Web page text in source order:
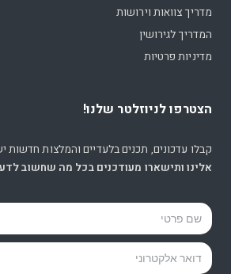
מדריך צוואות וירושות
המדריך לגירושין
מדיניות פרטיות
הצטרפו לניוזלטר שלנו!
קבלו עדכונים, תכנים בלעדיים והמלצות חדשות
אלינו ותישארו מעודכנים בכל מה שחשוב